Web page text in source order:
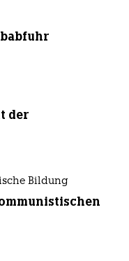
der
Bildung